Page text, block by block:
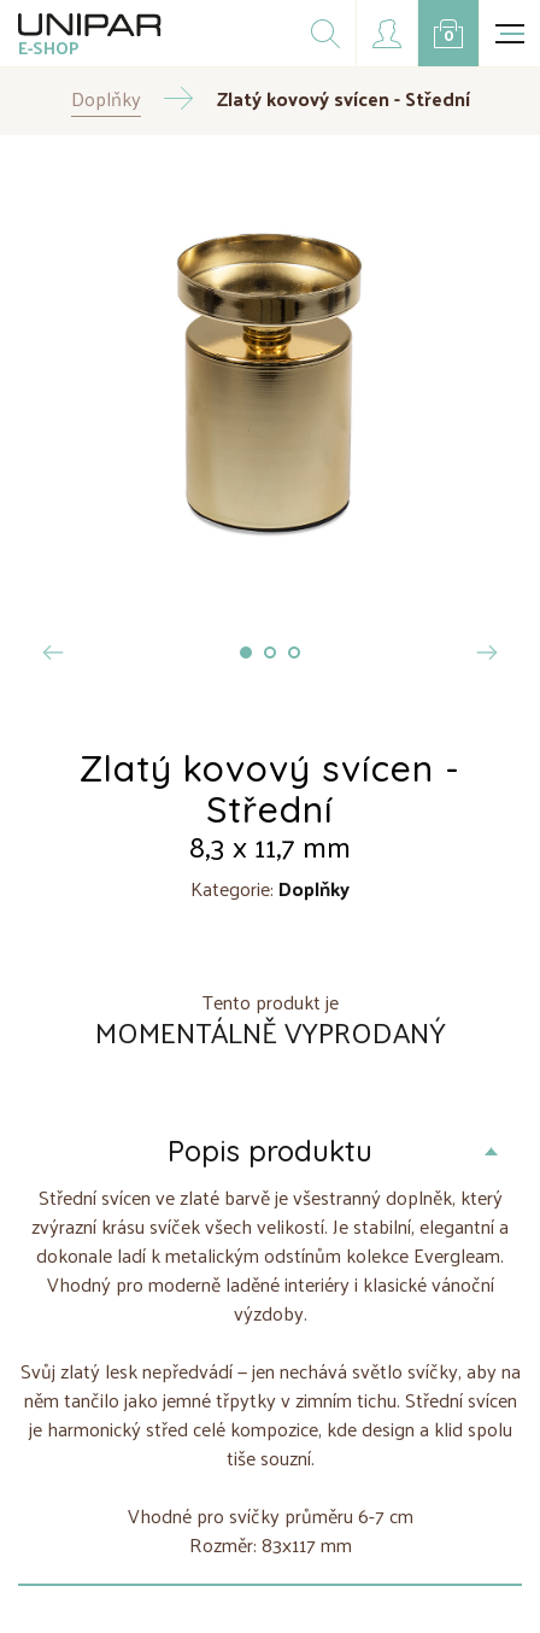
E-SHOP
Dárkové balíčky
Doplňky
Kampaně
CZK EUR
0
Doplňky Zlatý kovový svícen - Střední
Zlatý kovový svícen -
Střední
8,3 x 11,7 mm
Kategorie: Doplňky
Tento produkt je
MOMENTÁLNĚ VYPRODANÝ
Popis produktu
Střední svícen ve zlaté barvě je všestranný doplněk, který
zvýrazní krásu svíček všech velikostí. Je stabilní, elegantní a
dokonale ladí k metalickým odstínům kolekce Evergleam.
Vhodný pro moderně laděné interiéry i klasické vánoční
výzdoby.
Svůj zlatý lesk nepředvádí — jen nechává světlo svíčky, aby na
něm tančilo jako jemné třpytky v zimním tichu. Střední svícen
je harmonický střed celé kompozice, kde design a klid spolu
tiše souzní.
Vhodné pro svíčky průměru 6-7 cm
Rozměr: 83x117 mm